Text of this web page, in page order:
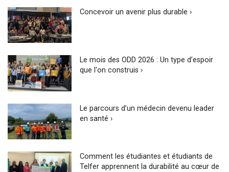
Concevoir un avenir plus durable ›
Le mois des ODD 2026 : Un type d’espoir
que l'on construis ›
Le parcours d’un médecin devenu leader
en santé ›
Comment les étudiantes et étudiants de
Telfer apprennent la durabilité au cœur de